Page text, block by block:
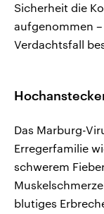
Sicherheit die
aufgenommen
Verdachtsfall
Das Marburg-
Erregerfamilie
schwerem
blutiges